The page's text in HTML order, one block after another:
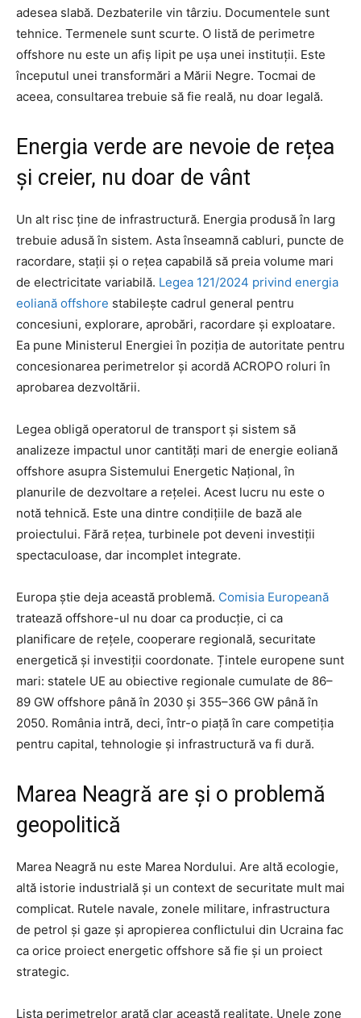
adesea slabă. Dezbaterile vin târziu. Documentele sunt
tehnice. Termenele sunt scurte. O listă de perimetre
offshore nu este un afiș lipit pe ușa unei instituții. Este
începutul unei transformări a Mării Negre. Tocmai de
aceea, consultarea trebuie să fie reală, nu doar legală.
Energia verde are nevoie de rețea
și creier, nu doar de vânt
Un alt risc ține de infrastructură. Energia produsă în larg
trebuie adusă în sistem. Asta înseamnă cabluri, puncte de
racordare, stații și o rețea capabilă să preia volume mari
de electricitate variabilă. Legea 121/2024 privind energia
eoliană offshore stabilește cadrul general pentru
concesiuni, explorare, aprobări, racordare și exploatare.
Ea pune Ministerul Energiei în poziția de autoritate pentru
concesionarea perimetrelor și acordă ACROPO roluri în
aprobarea dezvoltării.
Legea obligă operatorul de transport și sistem să
analizeze impactul unor cantități mari de energie eoliană
offshore asupra Sistemului Energetic Național, în
planurile de dezvoltare a rețelei. Acest lucru nu este o
notă tehnică. Este una dintre condițiile de bază ale
proiectului. Fără rețea, turbinele pot deveni investiții
spectaculoase, dar incomplet integrate.
Europa știe deja această problemă. Comisia Europeană
tratează offshore-ul nu doar ca producție, ci ca
planificare de rețele, cooperare regională, securitate
energetică și investiții coordonate. Țintele europene sunt
mari: statele UE au obiective regionale cumulate de 86–
89 GW offshore până în 2030 și 355–366 GW până în
2050. România intră, deci, într-o piață în care competiția
pentru capital, tehnologie și infrastructură va fi dură.
Marea Neagră are și o problemă
geopolitică
Marea Neagră nu este Marea Nordului. Are altă ecologie,
altă istorie industrială și un context de securitate mult mai
complicat. Rutele navale, zonele militare, infrastructura
de petrol și gaze și apropierea conflictului din Ucraina fac
ca orice proiect energetic offshore să fie și un proiect
strategic.
Lista perimetrelor arată clar această realitate. Unele zone